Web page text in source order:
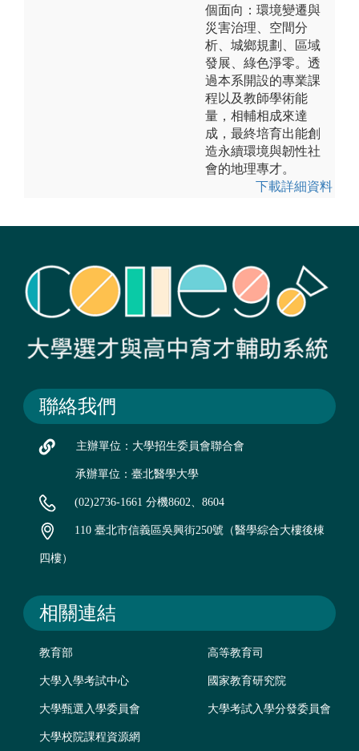
個面向：環境變遷與
災害治理、空間分
析、城鄉規劃、區域
發展、綠色淨零。透
過本系開設的專業課
程以及教師學術能
量，相輔相成來達
成，最終培育出能創
造永續環境與韌性社
會的地理專才。
下載詳細資料
聯絡我們
主辦單位：大學招生委員會聯合會
承辦單位：臺北醫學大學
(02)2736-1661 分機8602、8604
110 臺北市信義區吳興街250號（醫學綜合大樓後棟
四樓）
相關連結
教育部 高等教育司
大學入學考試中心 國家教育研究院
大學甄選入學委員會 大學考試入學分發委員會
大學校院課程資源網